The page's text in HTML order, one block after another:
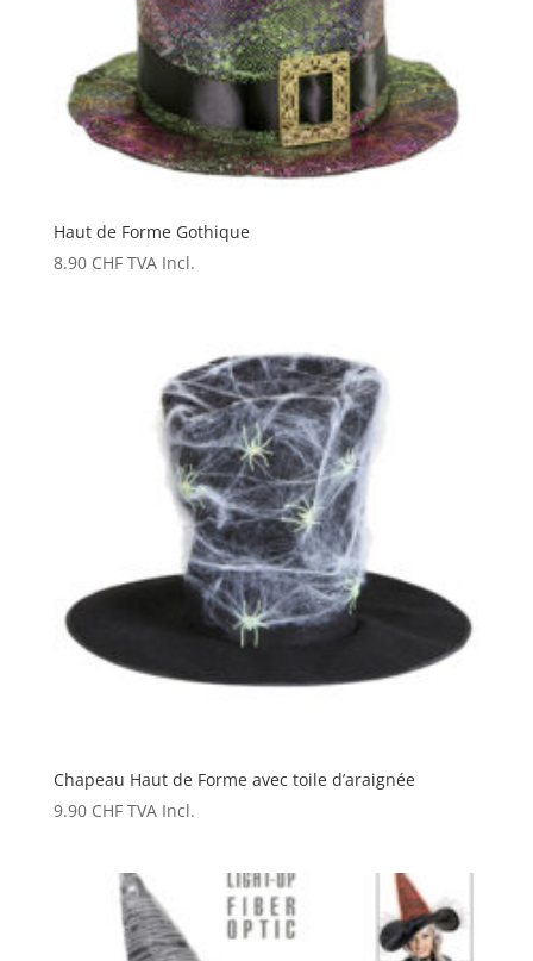
Haut de Forme Gothique
8.90 CHF TVA Incl.
Chapeau Haut de Forme avec toile d’araignée
9.90 CHF TVA Incl.